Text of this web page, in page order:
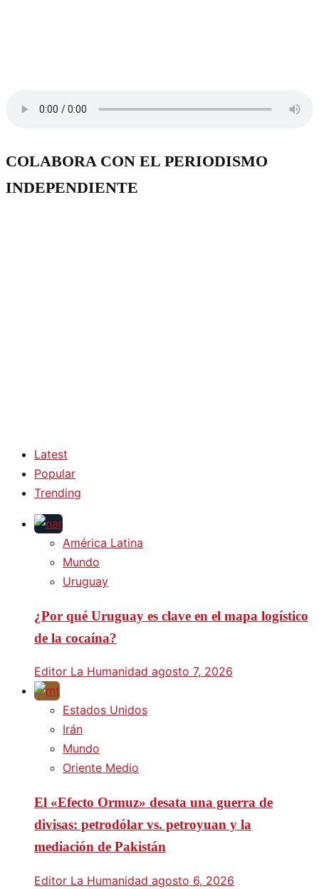
COLABORA CON EL PERIODISMO
INDEPENDIENTE
Latest
Popular
Trending
América Latina
Mundo
Uruguay
¿Por qué Uruguay es clave en el mapa logístico
de la cocaína?
Editor La Humanidad agosto 7, 2026
Estados Unidos
Irán
Mundo
Oriente Medio
El «Efecto Ormuz» desata una guerra de
divisas: petrodólar vs. petroyuan y la
mediación de Pakistán
Editor La Humanidad agosto 6, 2026